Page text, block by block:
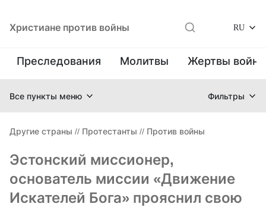
Христиане против войны RU
Преследования Молитвы Жертвы
Все пункты меню Фильтры
Другие страны // Протестанты // Против войны
Эстонский миссионер,
основатель миссии «Движение
Искателей Бога» прояснил свою